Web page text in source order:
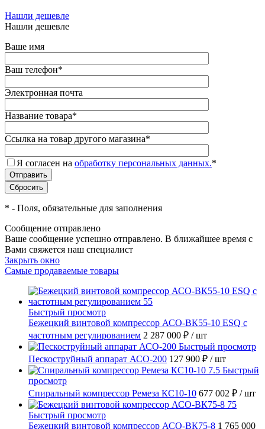
Нашли дешевле
Нашли дешевле
Ваше имя
Ваш телефон*
Электронная почта
Название товара*
Ссылка на товар другого магазина*
Я согласен на обработку персональных данных.*
* - Поля, обязательные для заполнения
Сообщение отправлено
Ваше сообщение успешно отправлено. В ближайшее время с
Вами свяжется наш специалист
Закрыть окно
Самые продаваемые товары
Быстрый просмотр
Бежецкий винтовой компрессор АСО-ВК55-10 ESQ с
частотным регулированием 2 287 000 ₽ / шт
Быстрый просмотр
Пескоструйный аппарат АСО-200 127 900 ₽ / шт
Быстрый
просмотр
Спиральный компрессор Ремеза КС10-10 677 002 ₽ / шт
Быстрый просмотр
Бежецкий винтовой компрессор АСО-ВК75-8 1 765 000